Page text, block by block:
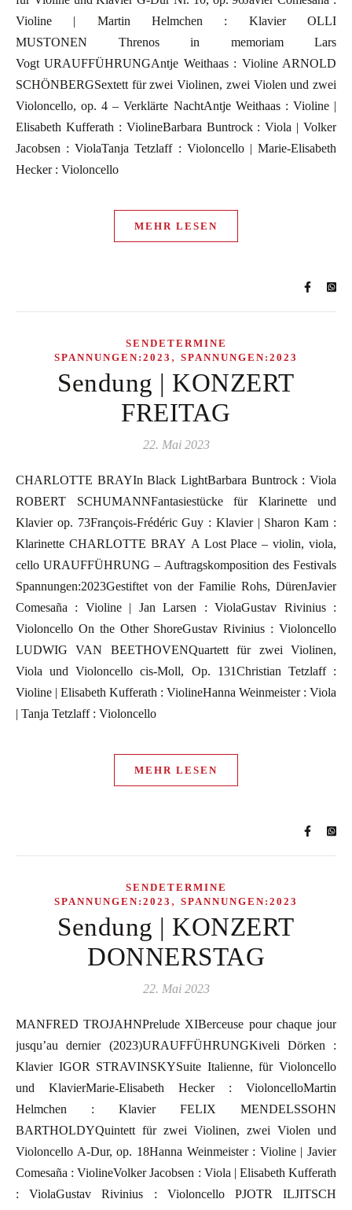
Violine | Martin Helmchen : Klavier OLLI
MUSTONEN Threnos in memoriam Lars
Vogt URAUFFÜHRUNGAntje Weithaas : Violine ARNOLD
SCHÖNBERGSextett für zwei Violinen, zwei Violen und zwei
Violoncello, op. 4 – Verklärte NachtAntje Weithaas : Violine |
Elisabeth Kufferath : ViolineBarbara Buntrock : Viola | Volker
Jacobsen : ViolaTanja Tetzlaff : Violoncello | Marie-Elisabeth
Hecker : Violoncello
MEHR LESEN
SENDETERMINE
SPANNUNGEN:2023 , SPANNUNGEN:2023
Sendung | KONZERT
FREITAG
22. Mai 2023
CHARLOTTE BRAYIn Black LightBarbara Buntrock : Viola
ROBERT SCHUMANNFantasiestücke für Klarinette und
Klavier op. 73François-Frédéric Guy : Klavier | Sharon Kam :
Klarinette CHARLOTTE BRAY A Lost Place – violin, viola,
cello URAUFFÜHRUNG – Auftragskomposition des Festivals
Spannungen:2023Gestiftet von der Familie Rohs, DürenJavier
Comesaña : Violine | Jan Larsen : ViolaGustav Rivinius :
Violoncello On the Other ShoreGustav Rivinius : Violoncello
LUDWIG VAN BEETHOVENQuartett für zwei Violinen,
Viola und Violoncello cis-Moll, Op. 131Christian Tetzlaff :
Violine | Elisabeth Kufferath : ViolineHanna Weinmeister : Viola
| Tanja Tetzlaff : Violoncello
MEHR LESEN
SENDETERMINE
SPANNUNGEN:2023 , SPANNUNGEN:2023
Sendung | KONZERT
DONNERSTAG
22. Mai 2023
MANFRED TROJAHNPrelude XIBerceuse pour chaque jour
jusqu’au dernier (2023)URAUFFÜHRUNGKiveli Dörken :
Klavier IGOR STRAVINSKYSuite Italienne, für Violoncello
und KlavierMarie-Elisabeth Hecker : VioloncelloMartin
Helmchen : Klavier FELIX MENDELSSOHN
BARTHOLDYQuintett für zwei Violinen, zwei Violen und
Violoncello A-Dur, op. 18Hanna Weinmeister : Violine | Javier
Comesaña : ViolineVolker Jacobsen : Viola | Elisabeth Kufferath
: ViolaGustav Rivinius : Violoncello PJOTR ILJITSCH